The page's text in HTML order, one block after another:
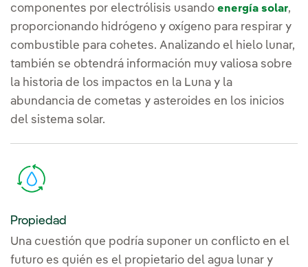
componentes por electrólisis usando energía solar,
proporcionando hidrógeno y oxígeno para respirar y
combustible para cohetes. Analizando el hielo lunar,
también se obtendrá información muy valiosa sobre
la historia de los impactos en la Luna y la
abundancia de cometas y asteroides en los inicios
del sistema solar.
Propiedad
Una cuestión que podría suponer un conflicto en el
futuro es quién es el propietario del agua lunar y